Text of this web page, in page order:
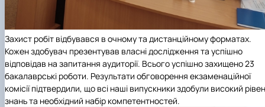
Захист робіт відбувався в очному та дистанційному форматах.
Кожен здобувач презентував власні дослідження та успішно
відповідав на запитання аудиторії. Всього успішно захищено 23
бакалаврські роботи. Результати обговорення екзаменаційної
комісії підтвердили, що всі наші випускники здобули високий
знань та необхідний набір компетентностей.